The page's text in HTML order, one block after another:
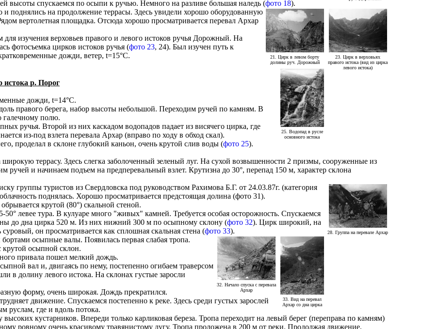
высоты спускаемся по осыпи к ручью. Немного на разливе большая наледь (фото 18).
23. Цирк в верховьях
правого истока (вид из цирка
левого истока)
21. Цирк в левом борту
долины руч. Дорожный
и поднялись на продолжение террасы. Здесь увидели хорошо оборудованную
вертолетная площадка. Отсюда хорошо просматривается перевал Архар
изучения верховьев правого и левого истоков ручья Дорожный. На
фотосъемка цирков истоков ручья (фото 23, 24). Был изучен путь к
дожди, ветер, t=15°C.
25. Водопад в русле
основного истока
истока р. Порог
дожди, t=14°C.
правого берега, набор высоты небольшой. Переходим ручей по камням. В
галечному полю.
ручья. Второй из них каскадом водопадов падает из висячего цирка, где
из-под взлета перевала Архар (вправо по ходу в обход скал).
проделал в склоне глубокий каньон, очень крутой слив воды (фото 25).
террасу. Здесь слегка заболоченный зеленый луг. На сухой возвышенности 2 призмы, сооруженные из
ручей и начинаем подъем на предперевальный взлет. Крутизна до 30°, перепад 150 м, характер склона
28. Группа на перевале Архар
группы туристов из Свердловска под руководством Рахимова Б.Г. от 24.03.87г. (категория
поднялась. Хорошо просматривается предстоящая долина (фото 31).
крутой (80°) скальной стеной.
50° левее тура. В кулуаре много "живых" камней. Требуется особая осторожность. Спускаемся
до дна цирка 520 м. Из них нижний 300 м по осыпному склону (фото 32). Цирк широкий, на
он просматривается как сплошная скальная стена (фото 33).
33. Вид на перевал
Архар со дна цирка
32. Начало спуска с перевала
Архар
осыпные валы. Появилась первая слабая тропа.
крутой осыпной склон.
привала пошел мелкий дождь.
вал и, двигаясь по нему, постепенно огибаем траверсом
в долину левого истока. На склонах густые заросли
форму, очень широкая. Дождь прекратился.
движение. Спускаемся постепенно к реке. Здесь среди густых зарослей
руслам, где и вдоль потока.
кустарников. Впереди только карликовая береза. Тропа переходит на левый берег (переправа по камням)
ровному очень красивому травянистому лугу. Тропа проложена в 200 м от реки. Продолжая движение,